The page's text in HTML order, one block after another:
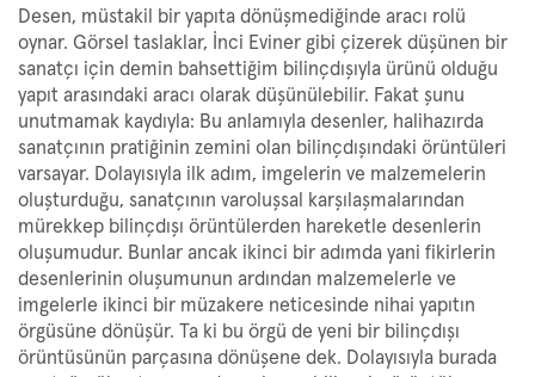
Desen, müstakil bir yapıta dönüşmediğinde aracı rolü
oynar. Görsel taslaklar, İnci Eviner gibi çizerek düşünen bir
sanatçı için demin bahsettiğim bilinçdışıyla ürünü olduğu
yapıt arasındaki aracı olarak düşünülebilir. Fakat şunu
unutmamak kaydıyla: Bu anlamıyla desenler, halihazırda
sanatçının pratiğinin zemini olan bilinçdışındaki örüntüleri
varsayar. Dolayısıyla ilk adım, imgelerin ve malzemelerin
oluşturduğu, sanatçının varoluşsal karşılaşmalarından
mürekkep bilinçdışı örüntülerden hareketle desenlerin
oluşumudur. Bunlar ancak ikinci bir adımda yani fikirlerin
desenlerinin oluşumunun ardından malzemelerle ve
imgelerle ikinci bir müzakere neticesinde nihai yapıtın
örgüsüne dönüşür. Ta ki bu örgü de yeni bir bilinçdışı
örüntüsünün parçasına dönüşene dek. Dolayısıyla burada